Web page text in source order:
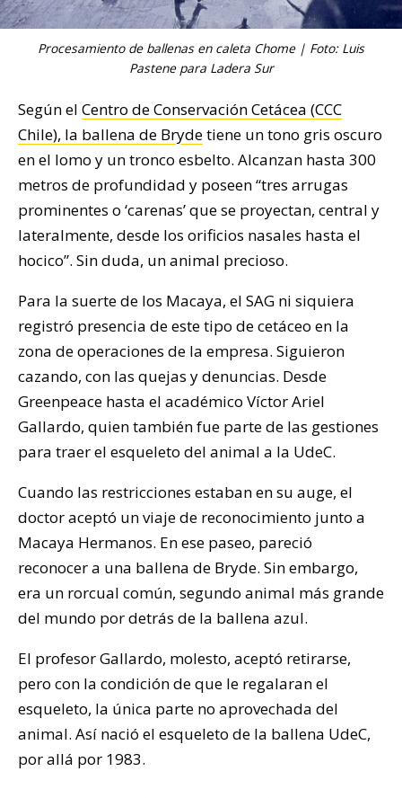
Procesamiento de ballenas en caleta Chome | Foto: Luis
Pastene para Ladera Sur
Según el Centro de Conservación Cetácea (CCC
Chile), la ballena de Brydetiene un tono gris oscuro
en el lomo y un tronco esbelto. Alcanzan hasta 300
metros de profundidad y poseen “tres arrugas
prominentes o ‘carenas’ que se proyectan, central y
lateralmente, desde los orificios nasales hasta el
hocico”. Sin duda, un animal precioso.
Para la suerte de los Macaya, el SAG ni siquiera
registró presencia de este tipo de cetáceo en la
zona de operaciones de la empresa. Siguieron
cazando, con las quejas y denuncias. Desde
Greenpeace hasta el académico Víctor Ariel
Gallardo, quien también fue parte de las gestiones
para traer el esqueleto del animal a la UdeC.
Cuando las restricciones estaban en su auge, el
doctor aceptó un viaje de reconocimiento junto a
Macaya Hermanos. En ese paseo, pareció
reconocer a una ballena de Bryde. Sin embargo,
era un rorcual común, segundo animal más grande
del mundo por detrás de la ballena azul.
El profesor Gallardo, molesto, aceptó retirarse,
pero con la condición de que le regalaran el
esqueleto, la única parte no aprovechada del
animal. Así nació el esqueleto de la ballena UdeC,
por allá por 1983.